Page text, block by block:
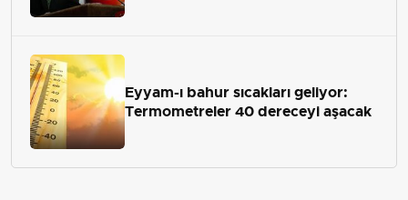
Eyyam-ı bahur sıcakları geliyor:
Termometreler 40 dereceyi aşacak